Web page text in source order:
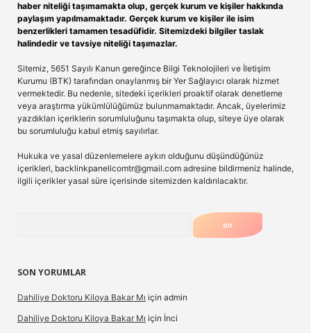
haber niteliği taşımamakta olup, gerçek kurum ve kişiler hakkında
paylaşım yapılmamaktadır. Gerçek kurum ve kişiler ile isim
benzerlikleri tamamen tesadüfidir. Sitemizdeki bilgiler taslak
halindedir ve tavsiye niteliği taşımazlar.
Sitemiz, 5651 Sayılı Kanun gereğince Bilgi Teknolojileri ve İletişim
Kurumu (BTK) tarafından onaylanmış bir Yer Sağlayıcı olarak hizmet
vermektedir. Bu nedenle, sitedeki içerikleri proaktif olarak denetleme
veya araştırma yükümlülüğümüz bulunmamaktadır. Ancak, üyelerimiz
yazdıkları içeriklerin sorumluluğunu taşımakta olup, siteye üye olarak
bu sorumluluğu kabul etmiş sayılırlar.
Hukuka ve yasal düzenlemelere aykırı olduğunu düşündüğünüz
içerikleri, backlinkpanelicomtr@gmail.com adresine bildirmeniz halinde,
ilgili içerikler yasal süre içerisinde sitemizden kaldırılacaktır.
SON YORUMLAR
Dahiliye Doktoru Kiloya Bakar Mı için admin
Dahiliye Doktoru Kiloya Bakar Mı için İnci